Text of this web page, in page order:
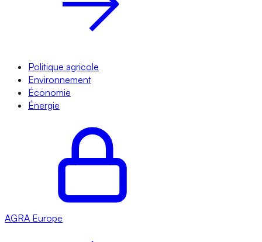
Politique agricole
Environnement
Économie
Énergie
AGRA Europe